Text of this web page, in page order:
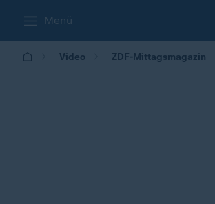
Menü
Video ZDF-Mittagsmagazin